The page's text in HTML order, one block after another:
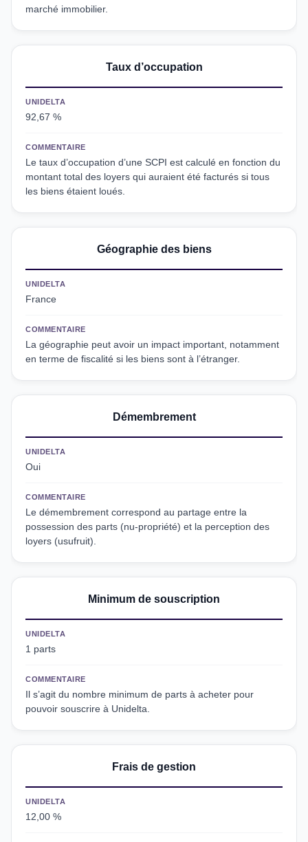
marché immobilier.
Taux d’occupation
UNIDELTA
92,67 %
COMMENTAIRE
Le taux d’occupation d’une SCPI est calculé en fonction du
montant total des loyers qui auraient été facturés si tous
les biens étaient loués.
Géographie des biens
UNIDELTA
France
COMMENTAIRE
La géographie peut avoir un impact important, notamment
en terme de fiscalité si les biens sont à l’étranger.
Démembrement
UNIDELTA
Oui
COMMENTAIRE
Le démembrement correspond au partage entre la
possession des parts (nu-propriété) et la perception des
loyers (usufruit).
Minimum de souscription
UNIDELTA
1 parts
COMMENTAIRE
Il s’agit du nombre minimum de parts à acheter pour
pouvoir souscrire à Unidelta.
Frais de gestion
UNIDELTA
12,00 %